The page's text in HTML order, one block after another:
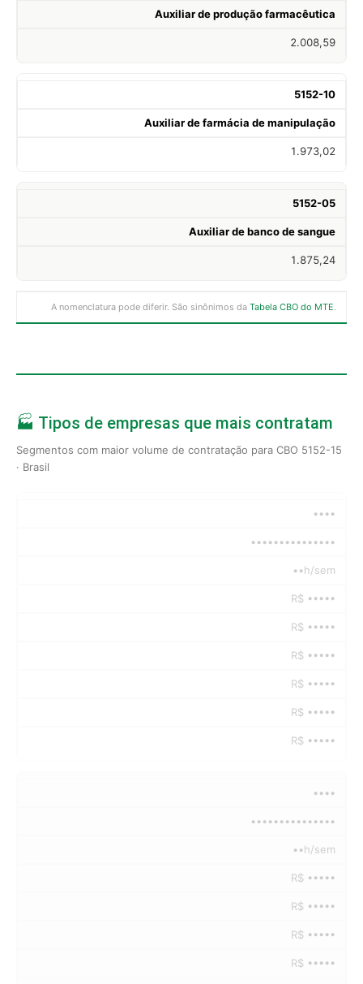
Auxiliar de produção farmacêutica
2.008,59
5152-10
Auxiliar de farmácia de manipulação
1.973,02
5152-05
Auxiliar de banco de sangue
1.875,24
A nomenclatura pode diferir. São sinônimos da Tabela CBO do MTE.
🏭 Tipos de empresas que mais contratam
Segmentos com maior volume de contratação para CBO 5152-15
· Brasil
••••
•••••••••••••••
••h/sem
R$ •••••
R$ •••••
R$ •••••
R$ •••••
R$ •••••
R$ •••••
••••
•••••••••••••••
••h/sem
R$ •••••
R$ •••••
R$ •••••
R$ •••••